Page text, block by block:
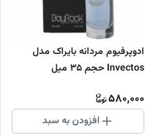
ادوپرفیوم مردانه بایراک مدل
Invectos حجم 35 میل
580,000
افزودن به سبد